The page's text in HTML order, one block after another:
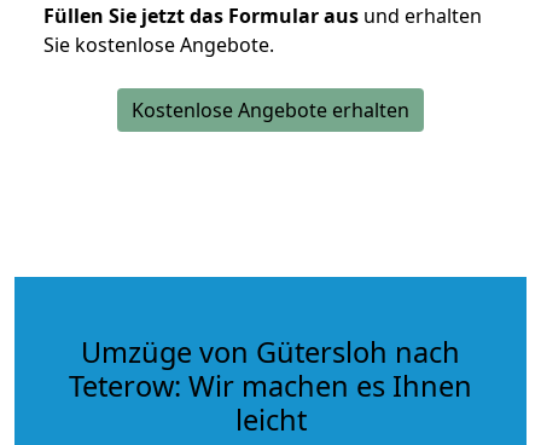
Füllen Sie jetzt das Formular aus und erhalten
Sie kostenlose Angebote.
Kostenlose Angebote erhalten
Umzüge von Gütersloh nach
Teterow: Wir machen es Ihnen
leicht